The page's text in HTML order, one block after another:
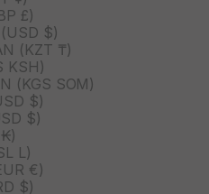
£)
$)
(KZT ₸)
KSH)
(KGS SOM)
$)
$)
L)
€)
$)